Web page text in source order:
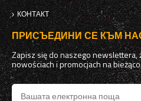
КОНТАКТ
ПРИСЪЕДИНИ СЕ КЪМ
Zapisz się do naszego
nowościach i promocjach na